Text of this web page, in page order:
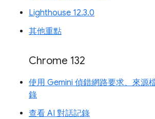
Lighthouse 12.3.0
其他重點
Chrome 132
使用 Gemini 偵錯網路要求、來源
錄
查看 AI 對話記錄